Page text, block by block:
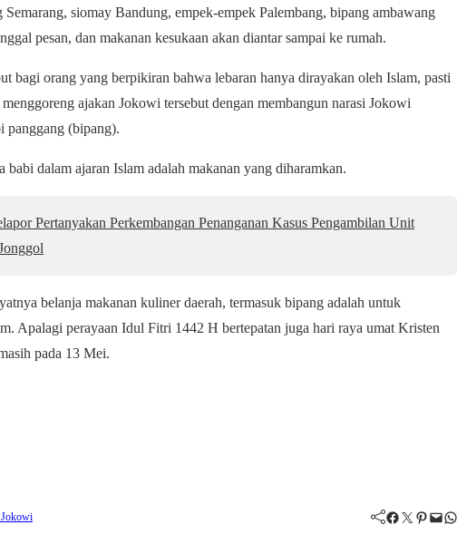
siomay Bandung, empek-empek Palembang, bipang ambawang
pesan, dan makanan kesukaan akan diantar sampai ke rumah.
bagi orang yang berpikiran bahwa lebaran hanya dirayakan oleh Islam, pasti
ajakan Jokowi tersebut dengan membangun narasi Jokowi
panggang (bipang).
dalam ajaran Islam adalah makanan yang diharamkan.
Pertanyakan Perkembangan Penanganan Kasus Pengambilan Unit
belanja makanan kuliner daerah, termasuk bipang adalah untuk
Apalagi perayaan Idul Fitri 1442 H bertepatan juga hari raya umat Kristen
pada 13 Mei.
Jokowi Facebook Twitter Pinterest Mail WhatsApp